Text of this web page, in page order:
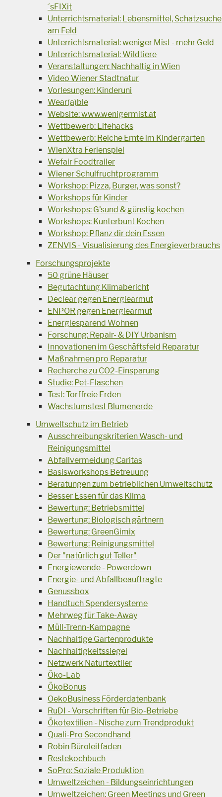
´sFIXit
Unterrichtsmaterial: Lebensmittel, Schatzsuche
am Feld
Unterrichtsmaterial: weniger Mist - mehr Geld
Unterrichtsmaterial: Wildtiere
Veranstaltungen: Nachhaltig in Wien
Video Wiener Stadtnatur
Vorlesungen: Kinderuni
Wear(a)ble
Website: www.wenigermist.at
Wettbewerb: Lifehacks
Wettbewerb: Reiche Ernte im Kindergarten
WienXtra Ferienspiel
Wefair Foodtrailer
Wiener Schulfruchtprogramm
Workshop: Pizza, Burger, was sonst?
Workshops für Kinder
Workshops: G'sund & günstig kochen
Workshops: Kunterbunt Kochen
Workshop: Pflanz dir dein Essen
ZENVIS - Visualisierung des Energieverbrauchs
Forschungsprojekte
50 grüne Häuser
Begutachtung Klimabericht
Declear gegen Energiearmut
ENPOR gegen Energiearmut
Energiesparend Wohnen
Forschung: Repair- & DIY Urbanism
Innovationen im Geschäftsfeld Reparatur
Maßnahmen pro Reparatur
Recherche zu CO2-Einsparung
Studie: Pet-Flaschen
Test: Torffreie Erden
Wachstumstest Blumenerde
Umweltschutz im Betrieb
Ausschreibungskriterien Wasch- und
Reinigungsmittel
Abfallvermeidung Caritas
Basisworkshops Betreuung
Beratungen zum betrieblichen Umweltschutz
Besser Essen für das Klima
Bewertung: Betriebsmittel
Bewertung: Biologisch gärtnern
Bewertung: GreenGimix
Bewertung: Reinigungsmittel
Der "natürlich gut Teller"
Energiewende - Powerdown
Energie- und Abfallbeauftragte
Genussbox
Handtuch Spendersysteme
Mehrweg für Take-Away
Müll-Trenn-Kampagne
Nachhaltige Gartenprodukte
Nachhaltigkeitssiegel
Netzwerk Naturtextiler
Öko-Lab
ÖkoBonus
OekoBusiness Förderdatenbank
RuDI - Vorschriften für Bio-Betriebe
Ökotextilien - Nische zum Trendprodukt
Quali-Pro Secondhand
Robin Büroleitfaden
Restekochbuch
SoPro: Soziale Produktion
Umweltzeichen - Bildungseinrichtungen
Umweltzeichen: Green Meetings und Green